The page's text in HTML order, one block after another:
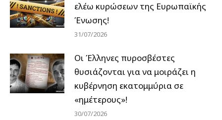
ελέω κυρώσεων της Ευρωπαϊκής
Ένωσης!
31/07/2026
Οι Έλληνες πυροσβέστες
θυσιάζονται για να μοιράζει η
κυβέρνηση εκατομμύρια σε
«ημέτερους»!
30/07/2026